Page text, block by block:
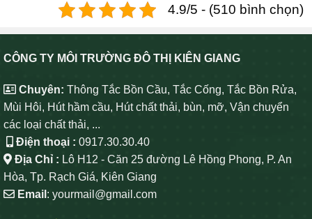
4.9/5 - (510 bình chọn)
CÔNG TY MÔI TRƯỜNG ĐÔ THỊ KIÊN GIANG
Chuyên: Thông Tắc Bồn Cầu, Tắc Cống, Tắc Bồn Rửa,
Mùi Hôi, Hút hầm cầu, Hút chất thải, bùn, mỡ, Vận chuyển
các loại chất thải, ...
Điện thoại : 0917.30.30.40
Địa Chỉ : Lô H12 - Căn 25 đường Lê Hồng Phong, P. An
Hòa, Tp. Rạch Giá, Kiên Giang
Email : yourmail@gmail.com